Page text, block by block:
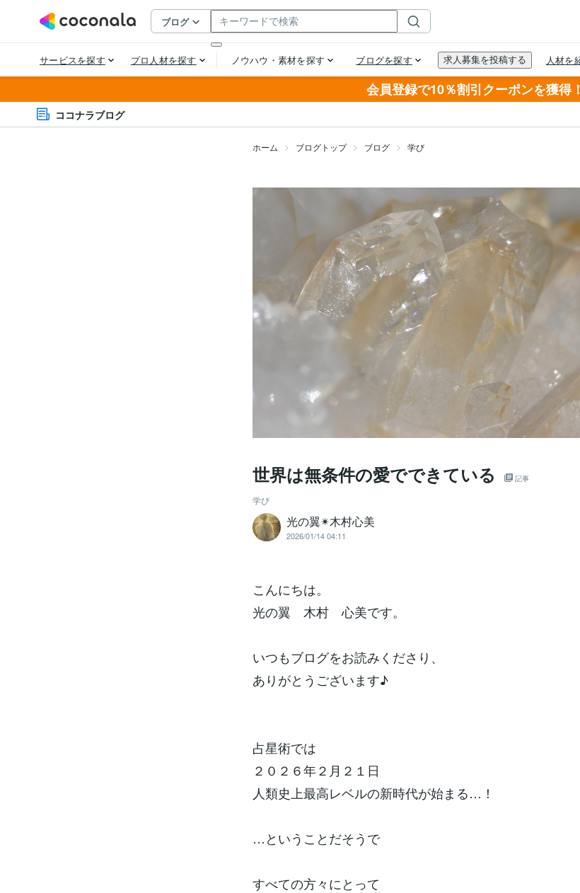
会員登録で10％割引クーポンを獲得！
ココナラブログ
ホーム ブログトップ ブログ 学び
世界は無条件の愛でできている 記事
学び
光の翼✴︎木村心美
2026/01/14 04:11
こんにちは。
光の翼 木村 心美です。
いつもブログをお読みくださり、
ありがとうございます♪
占星術では
２０２６年２月２１日
人類史上最高レベルの新時代が始まる…！
…ということだそうで
すべての方々にとって